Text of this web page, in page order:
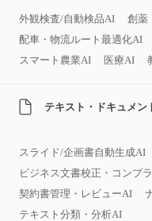
外観検査/自動検品AI
創薬
配車・物流ルート最適化AI
スマート農業AI
医療AI
テキスト・ドキュメン
スライド/企画書自動生成AI
ビジネス文書校正・コンプ
契約書管理・レビューAI
テキスト分類・分析AI